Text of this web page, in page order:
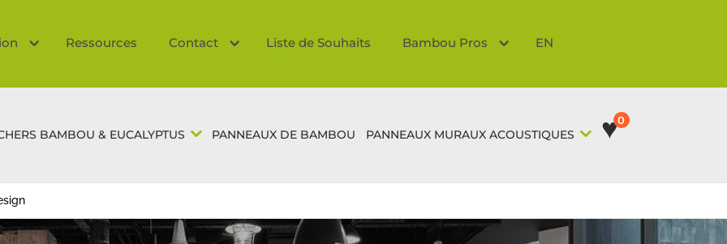
Ressources Contact Liste de Souhaits Bambou Pros EN
BAMBOU & EUCALYPTUS PANNEAUX DE BAMBOU PANNEAUX MURAUX ACOUSTIQUES ♥0